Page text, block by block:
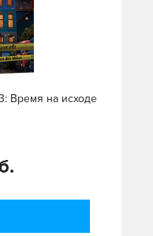
Время на исходе